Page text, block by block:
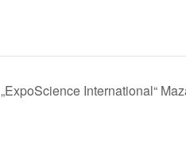
„ExpoScience International“